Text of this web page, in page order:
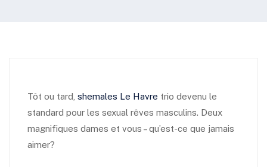
Tôt ou tard, shemales Le Havre trio devenu le
standard pour les sexual rêves masculins. Deux
magnifiques dames et vous – qu’est-ce que jamais
aimer?